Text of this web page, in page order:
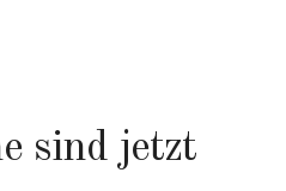
sind jetzt